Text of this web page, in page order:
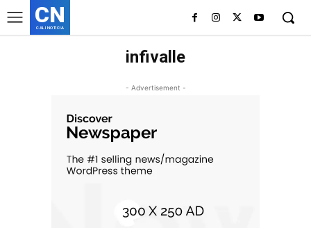
CN
CALI NOTICIA
infivalle
- Advertisement -